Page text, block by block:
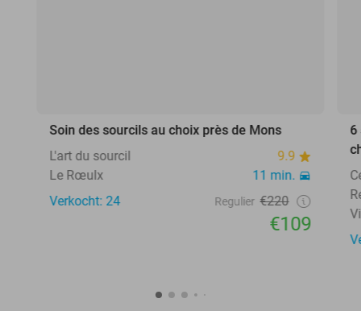
Soin des sourcils au choix près de Mons
L'art du sourcil
9.9
Le Rœulx
11 min.
Verkocht: 24
Regulier €220
€109
6